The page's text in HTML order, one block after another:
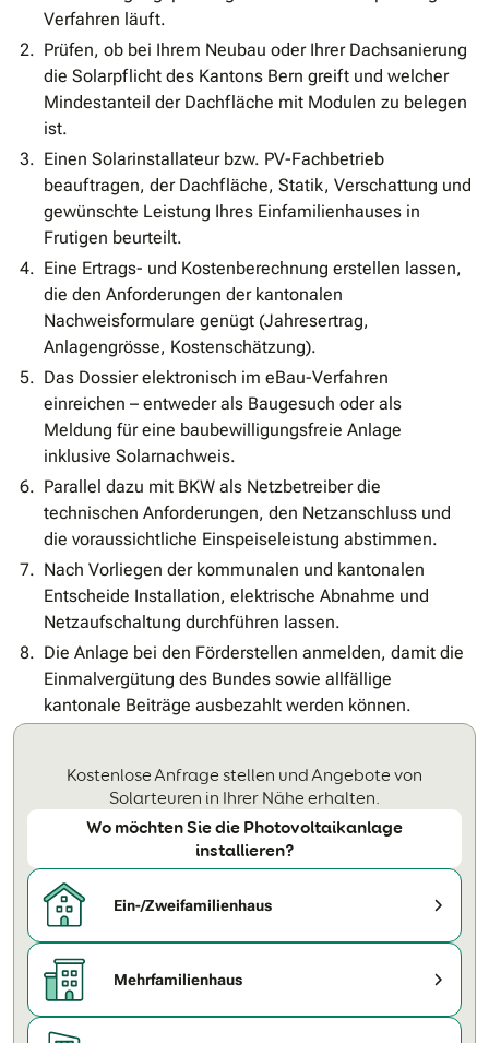
Verfahren läuft.
Prüfen, ob bei Ihrem Neubau oder Ihrer Dachsanierung
die Solarpflicht des Kantons Bern greift und welcher
Mindestanteil der Dachfläche mit Modulen zu belegen
ist.
Einen Solarinstallateur bzw. PV-Fachbetrieb
beauftragen, der Dachfläche, Statik, Verschattung und
gewünschte Leistung Ihres Einfamilienhauses in
Frutigen beurteilt.
Eine Ertrags- und Kostenberechnung erstellen lassen,
die den Anforderungen der kantonalen
Nachweisformulare genügt (Jahresertrag,
Anlagengrösse, Kostenschätzung).
Das Dossier elektronisch im eBau-Verfahren
einreichen – entweder als Baugesuch oder als
Meldung für eine baubewilligungsfreie Anlage
inklusive Solarnachweis.
Parallel dazu mit BKW als Netzbetreiber die
technischen Anforderungen, den Netzanschluss und
die voraussichtliche Einspeiseleistung abstimmen.
Nach Vorliegen der kommunalen und kantonalen
Entscheide Installation, elektrische Abnahme und
Netzaufschaltung durchführen lassen.
Die Anlage bei den Förderstellen anmelden, damit die
Einmalvergütung des Bundes sowie allfällige
kantonale Beiträge ausbezahlt werden können.
Kostenlose Anfrage stellen und Angebote von
Solarteuren in Ihrer Nähe erhalten.
Wo möchten Sie die Photovoltaikanlage
installieren?
Ein-/Zweifamilienhaus
Mehrfamilienhaus